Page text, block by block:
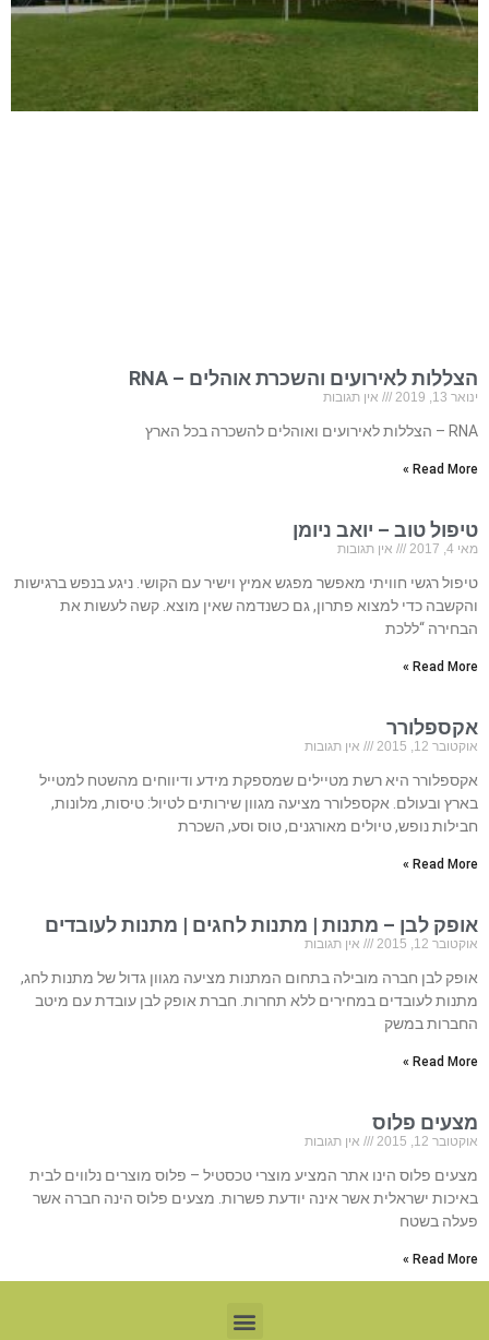
הצללות לאירועים והשכרת אוהלים – RNA
ינואר 13, 2019 אין תגובות
RNA – הצללות לאירועים ואוהלים להשכרה בכל הארץ
Read More »
טיפול טוב – יואב ניומן
מאי 4, 2017 אין תגובות
טיפול רגשי חוויתי מאפשר מפגש אמיץ וישיר עם הקושי. ניגע בנפש ברגישות
והקשבה כדי למצוא פתרון, גם כשנדמה שאין מוצא. קשה לעשות את
הבחירה “ללכת
Read More »
אקספלורר
אוקטובר 12, 2015 אין תגובות
אקספלורר היא רשת מטיילים שמספקת מידע ודיווחים מהשטח למטייל
בארץ ובעולם. אקספלורר מציעה מגוון שירותים לטיול: טיסות, מלונות,
חבילות נופש, טיולים מאורגנים, טוס וסע, השכרת
Read More »
אופק לבן – מתנות | מתנות לחגים | מתנות לעובדים
אוקטובר 12, 2015 אין תגובות
אופק לבן חברה מובילה בתחום המתנות מציעה מגוון גדול של מתנות לחג,
מתנות לעובדים במחירים ללא תחרות. חברת אופק לבן עובדת עם מיטב
החברות במשק
Read More »
מצעים פלוס
אוקטובר 12, 2015 אין תגובות
מצעים פלוס הינו אתר המציע מוצרי טכסטיל – פלוס מוצרים נלווים לבית
באיכות ישראלית אשר אינה יודעת פשרות. מצעים פלוס הינה חברה אשר
פעלה בשטח
Read More »